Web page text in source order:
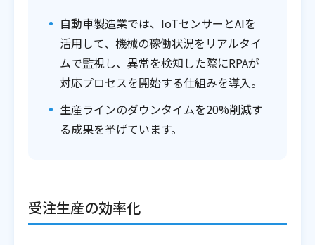
自動車製造業では、IoTセンサーとAIを
活用して、機械の稼働状況をリアルタイ
ムで監視し、異常を検知した際にRPAが
対応プロセスを開始する仕組みを導入。
生産ラインのダウンタイムを20%削減す
る成果を挙げています。
受注生産の効率化